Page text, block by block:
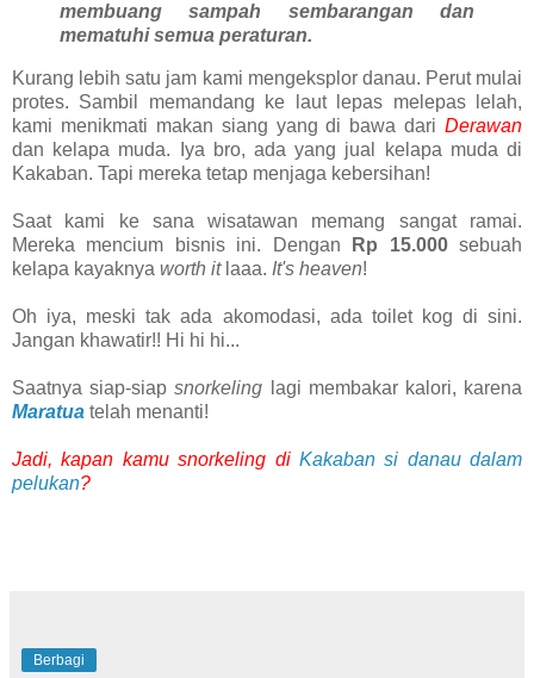
membuang sampah sembarangan dan
mematuhi semua peraturan.
Kurang lebih satu jam kami mengeksplor danau. Perut mulai
protes. Sambil memandang ke laut lepas melepas lelah,
kami menikmati makan siang yang di bawa dari Derawan
dan kelapa muda. Iya bro, ada yang jual kelapa muda di
Kakaban. Tapi mereka tetap menjaga kebersihan!
Saat kami ke sana wisatawan memang sangat ramai.
Mereka mencium bisnis ini. Dengan
Rp 15.000sebuah
kelapa kayaknya worth itlaaa. It's heaven!
Oh iya, meski tak ada akomodasi, ada toilet kog di sini.
Jangan khawatir!! Hi hi hi...
Saatnya siap-siapsnorkeling lagi membakar kalori, karena
Maratua telah menanti!
Jadi, kapan kamu snorkeling di Kakaban si danau dalam
pelukan?
Berbagi